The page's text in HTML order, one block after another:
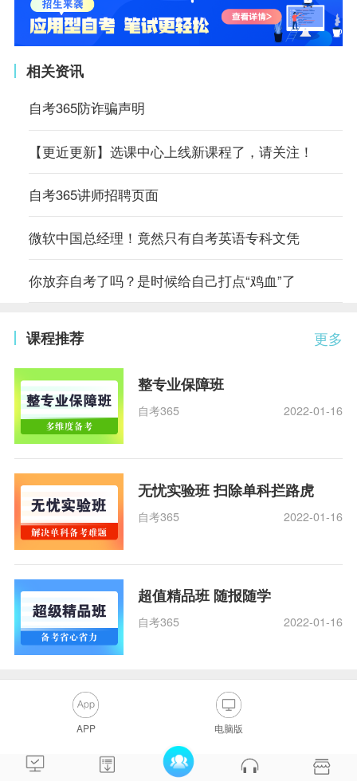
相关资讯
自考365防诈骗声明
【更近更新】选课中心上线新课程了，请关注！
自考365讲师招聘页面
微软中国总经理！竟然只有自考英语专科文凭
你放弃自考了吗？是时候给自己打点“鸡血”了
更多
课程推荐
整专业保障班
自考365 2022-01-16
无忧实验班 扫除单科拦路虎
自考365 2022-01-16
超值精品班 随报随学
自考365 2022-01-16
APP 电脑版